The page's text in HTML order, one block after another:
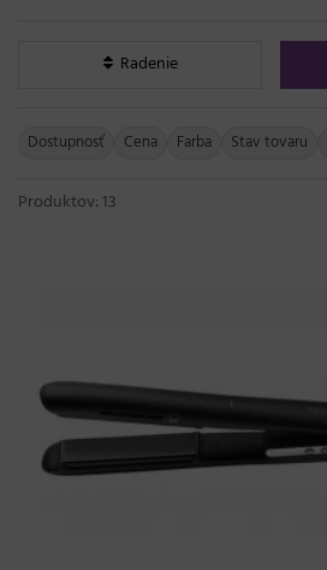
Radenie
Dostupnosť Cena Farba Stav tovaru
Produktov: 13